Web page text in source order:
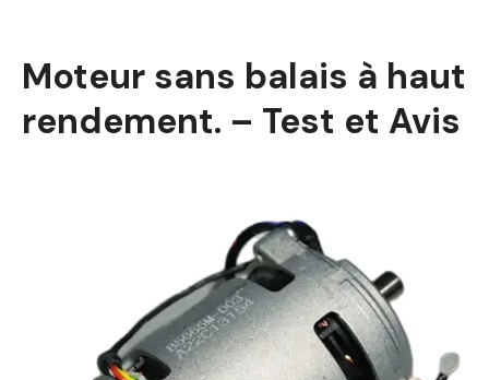
Moteur sans balais à haut
rendement. – Test et Avis